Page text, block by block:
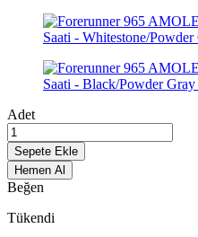
Adet
Sepete Ekle
Hemen Al
Beğen
Tükendi